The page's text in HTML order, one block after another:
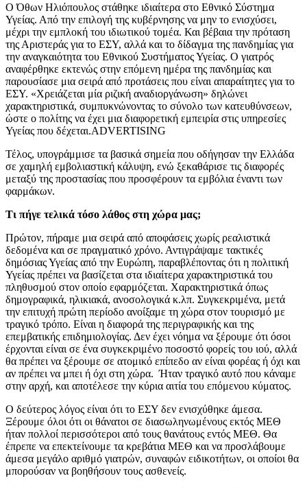
Ο Όθων Ηλιόπουλος στάθηκε ιδιαίτερα στο Εθνικό Σύστημα
Υγείας. Από την επιλογή της κυβέρνησης να μην το ενισχύσει,
μέχρι την εμπλοκή του ιδιωτικού τομέα. Και βέβαια την πρόταση
της Αριστεράς για το ΕΣΥ, αλλά και το δίδαγμα της πανδημίας για
την αναγκαιότητα του Εθνικού Συστήματος Υγείας. Ο γιατρός
αναφέρθηκε εκτενώς στην επόμενη ημέρα της πανδημίας και
παρουσίασε μια σειρά από προτάσεις που είναι απαραίτητες για το
ΕΣΥ. «Χρειάζεται μία ριζική αναδιοργάνωση» δηλώνει
χαρακτηριστικά, συμπυκνώνοντας το σύνολο των κατευθύνσεων,
ώστε ο πολίτης να έχει μια διαφορετική εμπειρία στις υπηρεσίες
Υγείας που δέχεται.ADVERTISING
Τέλος, υπογράμμισε τα βασικά σημεία που οδήγησαν την Ελλάδα
σε χαμηλή εμβολιαστική κάλυψη, ενώ ξεκαθάρισε τις διαφορές
μεταξύ της προστασίας που προσφέρουν τα εμβόλια έναντι των
φαρμάκων.
Τι πήγε τελικά τόσο λάθος στη χώρα μας;
Πρώτον, πήραμε μια σειρά από αποφάσεις χωρίς ρεαλιστικά
δεδομένα και σε πραγματικό χρόνο. Αντιγράψαμε τακτικές
δημόσιας Υγείας από την Ευρώπη, παραβλέποντας ότι η πολιτική
Υγείας πρέπει να βασίζεται στα ιδιαίτερα χαρακτηριστικά του
πληθυσμού στον οποίο εφαρμόζεται. Χαρακτηριστικά όπως
δημογραφικά, ηλικιακά, ανοσολογικά κ.λπ. Συγκεκριμένα, μετά
την επιτυχή πρώτη περίοδο ανοίξαμε τη χώρα στον τουρισμό με
τραγικό τρόπο. Είναι η διαφορά της περιγραφικής και της
επεμβατικής επιδημιολογίας. Δεν έχει νόημα να ξέρουμε ότι όσοι
έρχονται είναι σε ένα συγκεκριμένο ποσοστό φορείς του ιού, αλλά
θα πρέπει να ξέρουμε σε ατομικό επίπεδο αν είναι φορέας ή όχι και
αν πρέπει να μπει ή όχι στη χώρα. Ήταν τραγικό αυτό που κάναμε
στην αρχή, και αποτέλεσε την κύρια αιτία του επόμενου κύματος.
Ο δεύτερος λόγος είναι ότι το ΕΣΥ δεν ενισχύθηκε άμεσα.
Ξέρουμε όλοι ότι οι θάνατοι σε διασωληνωμένους εκτός ΜΕΘ
ήταν πολλοί περισσότεροι από τους θανάτους εντός ΜΕΘ. Θα
έπρεπε να επεκτείνουμε τα κρεβάτια ΜΕΘ και να προσλάβουμε
άμεσα μεγάλο αριθμό γιατρών, συναφών ειδικοτήτων, οι οποίοι θα
μπορούσαν να βοηθήσουν τους ασθενείς.